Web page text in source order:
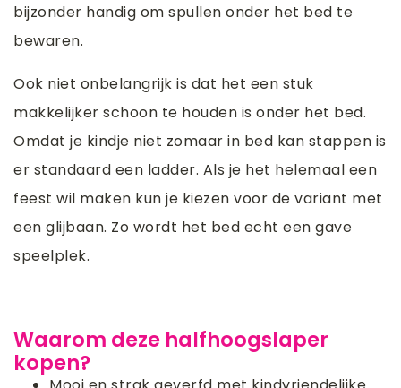
bijzonder handig om spullen onder het bed te
bewaren.
Ook niet onbelangrijk is dat het een stuk
makkelijker schoon te houden is onder het bed.
Omdat je kindje niet zomaar in bed kan stappen is
er standaard een ladder. Als je het helemaal een
feest wil maken kun je kiezen voor de variant met
een glijbaan. Zo wordt het bed echt een gave
speelplek.
Waarom deze halfhoogslaper
kopen?